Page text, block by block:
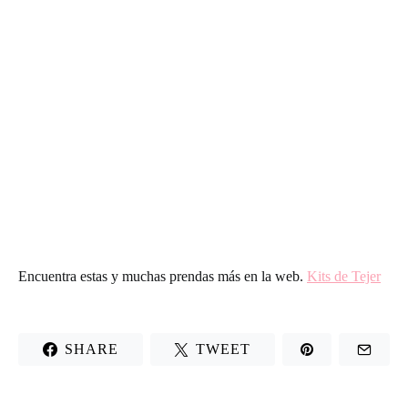
Encuentra estas y muchas prendas más en la web. Kits de Tejer
SHARE TWEET